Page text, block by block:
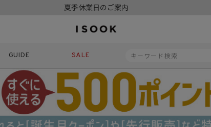
令和8年熊本地震の影響によるお荷物のお届けについて
新規会員登録でもれなく500ポイントプレゼント
令和8年熊本地震の影響によるお荷物のお届けについて
GUIDE SALE
商品番号